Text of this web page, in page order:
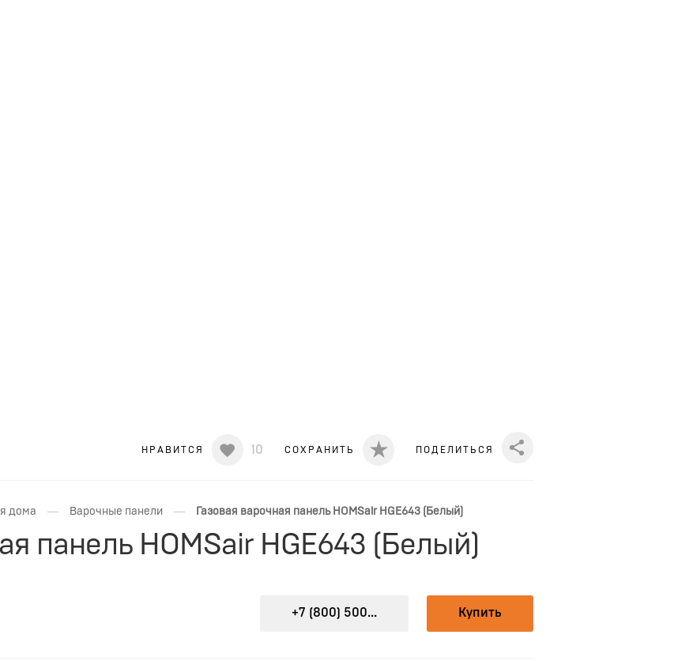
Share
ПОДЕЛИТЬСЯ
СОХРАНИТЬ
10
НРАВИТСЯ
дома — Варочные панели — Газовая варочная панель HOMSair HGE643 (Белый)
панель HOMSair HGE643 (Белый)
Купить
+7 (800) 500...